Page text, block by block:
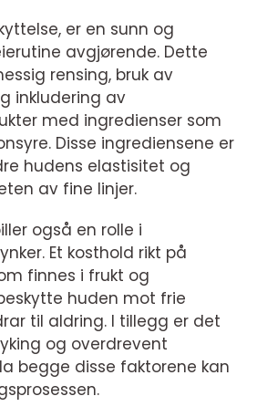
er en sunn og
avgjørende. Dette
rensing, bruk av
inkludering av
med ingredienser som
Disse ingrediensene er
hudens elastisitet og
av fine linjer.
også en rolle i
Et kosthold rikt på
finnes i frukt og
huden mot frie
til aldring. I tillegg er det
og overdrevent
begge disse faktorene kan